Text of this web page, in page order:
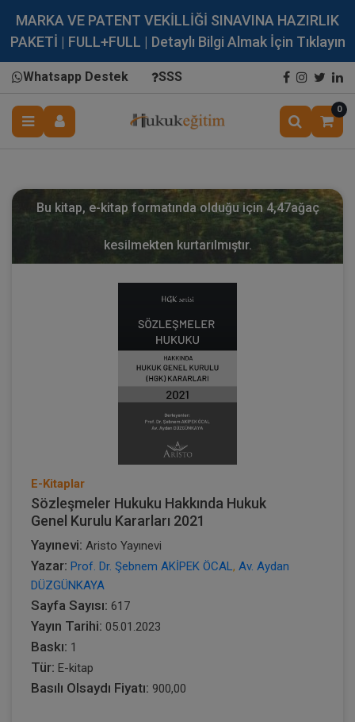
MARKA VE PATENT VEKİLLİĞİ SINAVINA HAZIRLIK
PAKETİ | FULL+FULL | Detaylı Bilgi Almak İçin Tıklayın
Whatsapp Destek SSS
0
Bu kitap, e-kitap formatında olduğu için 4,47ağaç
kesilmekten kurtarılmıştır.
E-Kitaplar
Sözleşmeler Hukuku Hakkında Hukuk
Genel Kurulu Kararları 2021
Yayınevi: Aristo Yayınevi
Yazar: Prof. Dr. Şebnem AKİPEK ÖCAL, Av. Aydan
DÜZGÜNKAYA
Sayfa Sayısı: 617
Yayın Tarihi: 05.01.2023
Baskı: 1
Tür: E-kitap
Basılı Olsaydı Fiyatı: 900,00